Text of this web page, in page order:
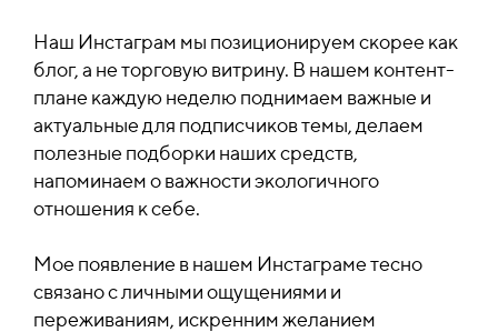
Наш Инстаграм мы позиционируем скорее как
блог, а не торговую витрину. В нашем контент-
плане каждую неделю поднимаем важные и
актуальные для подписчиков темы, делаем
полезные подборки наших средств,
напоминаем о важности экологичного
отношения к себе.
Мое появление в нашем Инстаграме тесно
связано с личными ощущениями и
переживаниям, искренним желанием